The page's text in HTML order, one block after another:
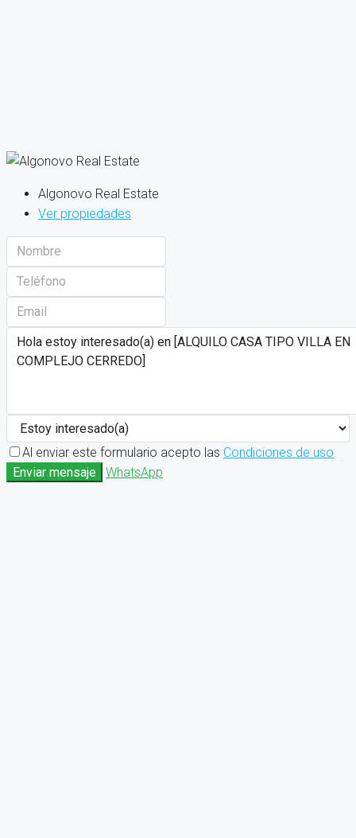
Algonovo Real Estate
Ver propiedades
Al enviar este formulario acepto las Condiciones de uso
Enviar mensaje
WhatsApp